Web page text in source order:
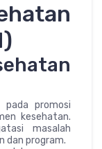
promosi
kesehatan.
masalah
dan program.